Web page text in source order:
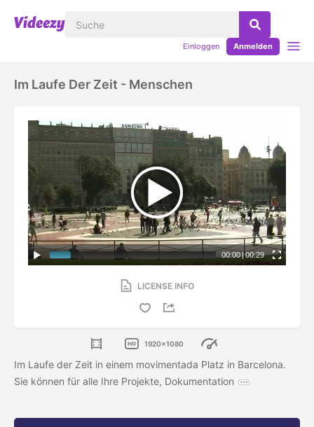
Einloggen Anmelden
Im Laufe Der Zeit - Menschen
00:00 |00:29
LICENSE INFO
1920x1080
Im Laufe der Zeit in einem movimentada Platz in Barcelona.
Sie können für alle Ihre Projekte, Dokumentation